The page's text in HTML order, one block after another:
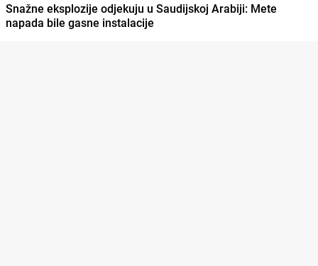
Snažne eksplozije odjekuju u Saudijskoj Arabiji: Mete
napada bile gasne instalacije